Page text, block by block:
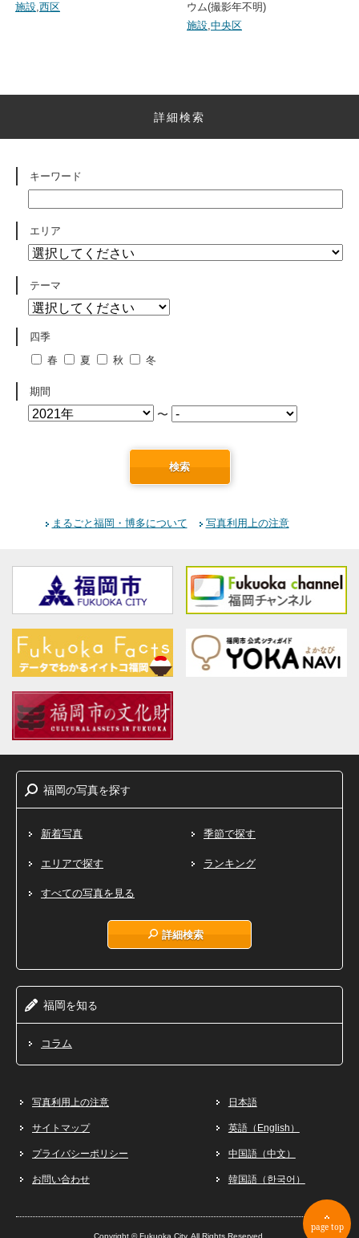
施設,西区
ウム(撮影年不明)
施設,中央区
詳細検索
キーワード
エリア
テーマ
四季
春
夏 秋 冬
期間
〜
検索
まるごと福岡・博多について 写真利用上の注意
page top
福岡の写真を探す
新着写真 季節で探す
エリアで探す ランキング
すべての写真を見る
詳細検索
福岡を知る
コラム
写真利用上の注意
サイトマップ
プライバシーポリシー
お問い合わせ
日本語
英語（English）
中国語（中文）
韓国語（한국어）
Copyright © Fukuoka City. All Rights Reserved.